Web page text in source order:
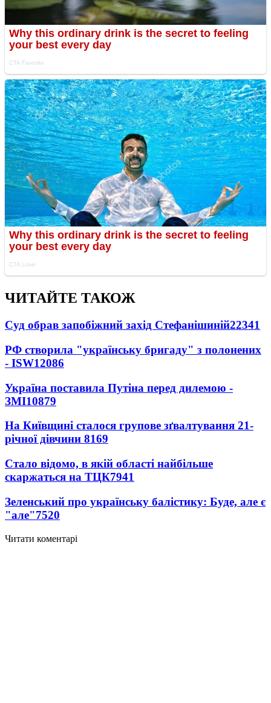
ЧИТАЙТЕ ТАКОЖ
Суд обрав запобіжний захід Стефанішиній22341
РФ створила "українську бригаду" з полонених
- ISW12086
Україна поставила Путіна перед дилемою -
ЗМІ10879
На Київщині сталося групове зґвалтування 21-
річної дівчини 8169
Стало відомо, в якій області найбільше
скаржаться на ТЦК7941
Зеленський про українську балістику: Буде, але є
"але"7520
Читати коментарі